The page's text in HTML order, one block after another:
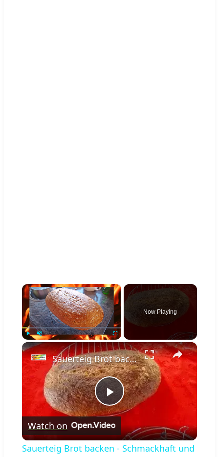
×
Play Unmute Fullscreen
Now Playing
×
Play
Video
Sauerteig Brot backen - Schmackhaft und köstlich
Watch on
Sauerteig Brot backen - Schmackhaft und